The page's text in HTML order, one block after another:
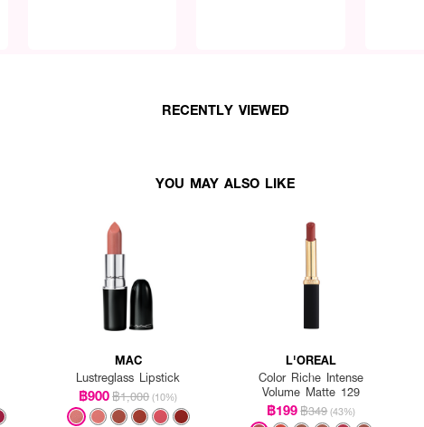
RECENTLY VIEWED
YOU MAY ALSO LIKE
MAC
Lustreglass Lipstick
฿900฿1,000 (10%)
L'OREAL
Color Riche Intense
Volume Matte 129
฿199฿349 (43%)